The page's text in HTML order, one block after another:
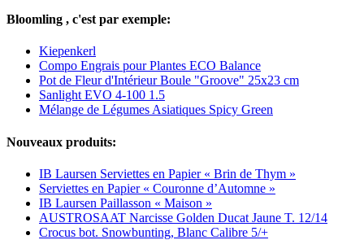
Bloomling , c'est par exemple:
Kiepenkerl
Compo Engrais pour Plantes ECO Balance
Pot de Fleur d'Intérieur Boule "Groove" 25x23 cm
Sanlight EVO 4-100 1.5
Mélange de Légumes Asiatiques Spicy Green
Nouveaux produits:
IB Laursen Serviettes en Papier « Brin de Thym »
Serviettes en Papier « Couronne d’Automne »
IB Laursen Paillasson « Maison »
AUSTROSAAT Narcisse Golden Ducat Jaune T. 12/14
Crocus bot. Snowbunting, Blanc Calibre 5/+